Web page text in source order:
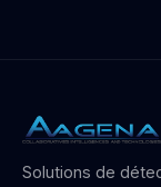
Solutions de